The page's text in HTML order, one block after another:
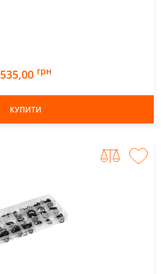
535,00 грн
КУПИТИ